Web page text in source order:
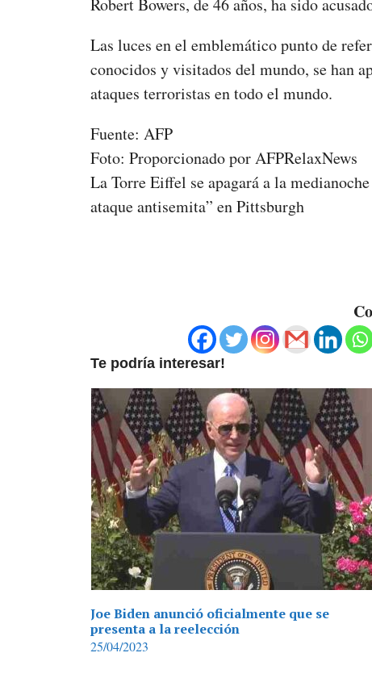
Las luces en el emblemático punto de
conocidos y visitados del mundo, se han
ataques terroristas en todo el mundo.
Fuente: AFP
Foto: Proporcionado por AFPRelaxNews
La Torre Eiffel se apagará a la
ataque antisemita” en Pittsburgh
Te podría interesar!
Joe Biden anunció oficialmente que se
presenta a la reelección
25/04/2023